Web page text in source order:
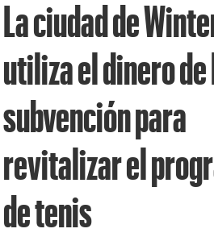
La ciudad de
utiliza el dinero de
subvención para
revitalizar el
de tenis